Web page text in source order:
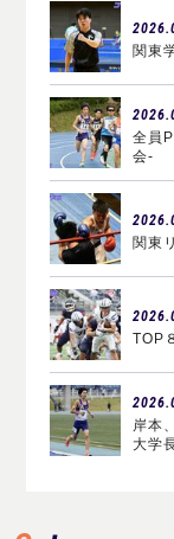
関東
全員
会-
関東
TOP
岸本
大学